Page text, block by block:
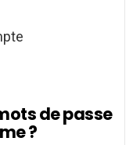
de passe
?